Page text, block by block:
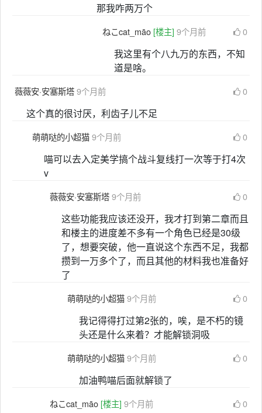
那我咋两万个
ねこcat_māo [楼主] 9个月前 0
我这里有个八九万的东西，不知
道是啥。
薇薇安·安塞斯塔9个月前 0
这个真的很讨厌，利齿子儿不足
萌萌哒的小超猫9个月前 0
喵可以去入定美学搞个战斗复线打一次等于打4次
v
薇薇安·安塞斯塔9个月前 0
这些功能我应该还没开，我才打到第二章而且
和楼主的进度差不多有一个角色已经是30级
了，想要突破，他一直说这个东西不足，我都
攒到一万多个了，而且其他的材料我也准备好
了
萌萌哒的小超猫9个月前 0
我记得得打过第2张的，唉，是不朽的镜
头还是什么来着？才能解锁洞吸
萌萌哒的小超猫9个月前 0
加油鸭喵后面就解锁了
ねこcat_māo [楼主] 9个月前 0